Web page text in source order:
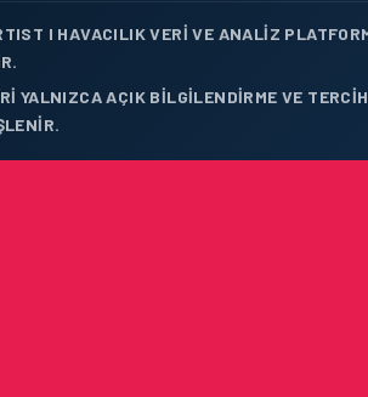
I HAVACILIK VERI VE ANALIZ
YALNIZCA AÇIK BILGILENDIRME VE